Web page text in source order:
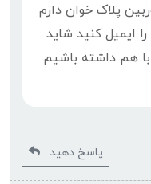
پلاک خوان دارم
ایمیل کنید شاید
با هم داشته باشیم.
پاسخ دهید